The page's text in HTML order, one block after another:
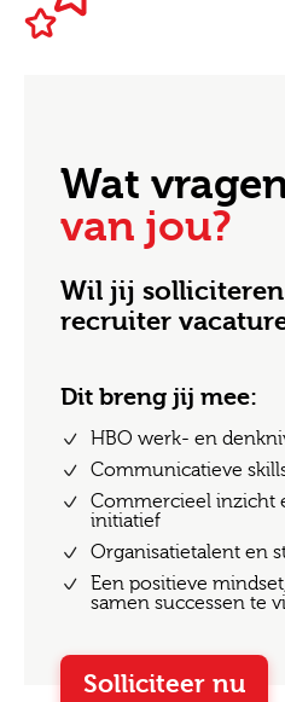
Wat
van jou?
Wil jij
recruiter
Dit breng jij mee:
HBO werk- en
Communicatieve
Commercieel inzicht
initiatief
Organisatietalent en
Een positieve
samen successen te
Solliciteer nu